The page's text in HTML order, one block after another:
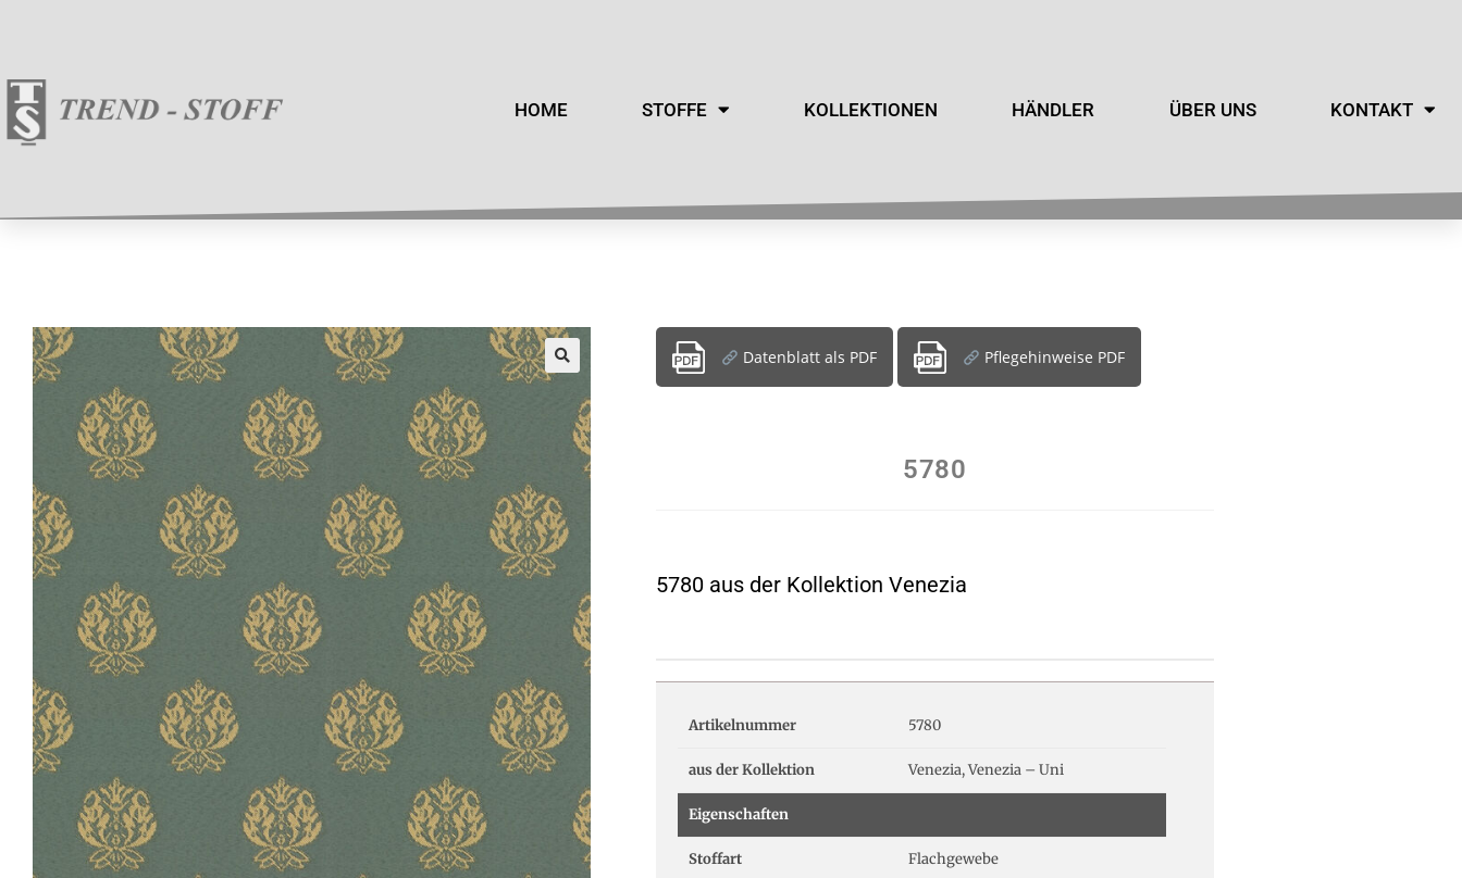
HOME STOFFE KOLLEKTIONEN HÄNDLER ÜBER UNS KONTAKT
Datenblatt als PDF Pflegehinweise PDF
5780
5780 aus der Kollektion Venezia
Artikelnummer 5780
aus der Kollektion Venezia, Venezia – Uni
Eigenschaften
Stoffart Flachgewebe